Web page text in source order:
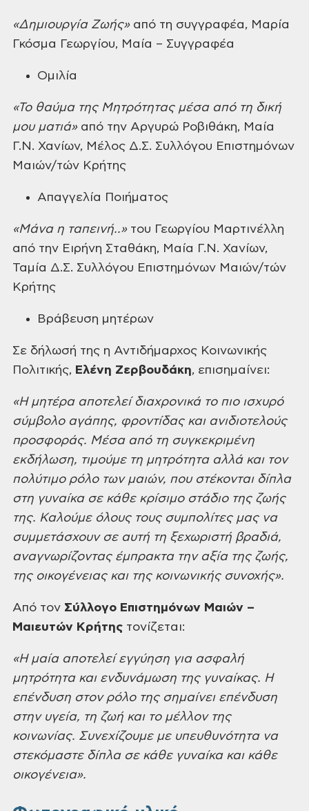
«Δημιουργία Ζωής»από τη συγγραφέα, Μαρία
Γκόσμα Γεωργίου, Μαία – Συγγραφέα
Ομιλία
«Το θαύμα της Μητρότητας μέσα από τη δική
μου ματιά»από την Αργυρώ Ροβιθάκη, Μαία
Γ.Ν. Χανίων, Μέλος Δ.Σ. Συλλόγου Επιστημόνων
Μαιών/τών Κρήτης
Απαγγελία Ποιήματος
«Μάνα η ταπεινή..»του Γεωργίου Μαρτινέλλη
από την Ειρήνη Σταθάκη, Μαία Γ.Ν. Χανίων,
Ταμία Δ.Σ. Συλλόγου Επιστημόνων Μαιών/τών
Κρήτης
Βράβευση μητέρων
Σε δήλωσή της η Αντιδήμαρχος Κοινωνικής
Πολιτικής, Ελένη Ζερβουδάκη, επισημαίνει:
«Η μητέρα αποτελεί διαχρονικά το πιο ισχυρό
σύμβολο αγάπης, φροντίδας και ανιδιοτελούς
προσφοράς. Μέσα από τη συγκεκριμένη
εκδήλωση, τιμούμε τη μητρότητα αλλά και τον
πολύτιμο ρόλο των μαιών, που στέκονται δίπλα
στη γυναίκα σε κάθε κρίσιμο στάδιο της ζωής
της. Καλούμε όλους τους συμπολίτες μας να
συμμετάσχουν σε αυτή τη ξεχωριστή βραδιά,
αναγνωρίζοντας έμπρακτα την αξία της ζωής,
της οικογένειας και της κοινωνικής συνοχής».
Από τον Σύλλογο Επιστημόνων Μαιών –
Μαιευτών Κρήτης τονίζεται:
«Η μαία αποτελεί εγγύηση για ασφαλή
μητρότητα και ενδυνάμωση της γυναίκας. Η
επένδυση στον ρόλο της σημαίνει επένδυση
στην υγεία, τη ζωή και το μέλλον της
κοινωνίας. Συνεχίζουμε με υπευθυνότητα να
στεκόμαστε δίπλα σε κάθε γυναίκα και κάθε
οικογένεια».